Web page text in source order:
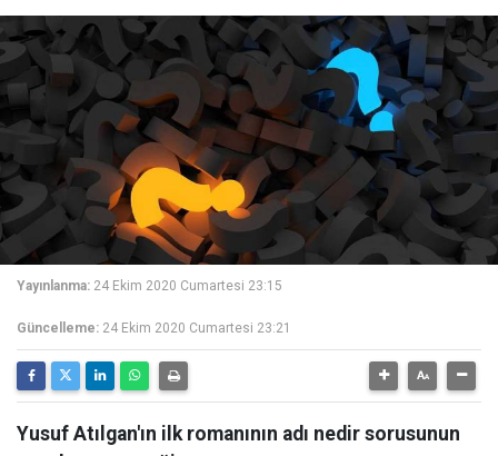
Yayınlanma: 24 Ekim 2020 Cumartesi 23:15
Güncelleme: 24 Ekim 2020 Cumartesi 23:21
Yusuf Atılgan'ın ilk romanının adı nedir sorusunun